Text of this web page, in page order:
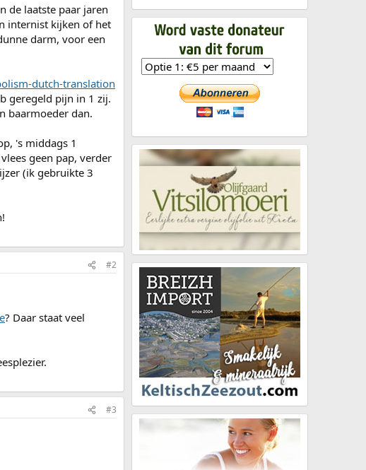
de laatste paar jaren
internist kijken of het
darm, voor een
dutch-translation
geregeld pijn in 1 zij.
baarmoeder dan.
's middags 1
geen pap, verder
(ik gebruikte 3
#2
? Daar staat veel
#3